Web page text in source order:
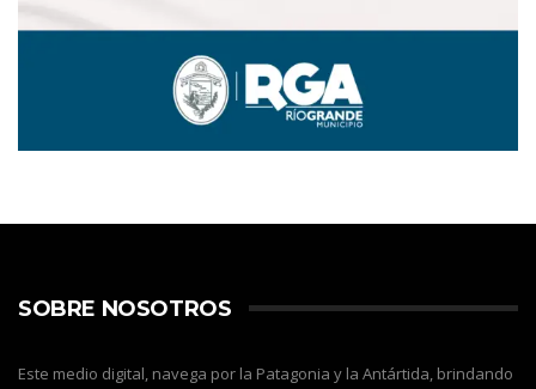
SOBRE NOSOTROS
Este medio digital, navega por la Patagonia y la Antártida, brindando